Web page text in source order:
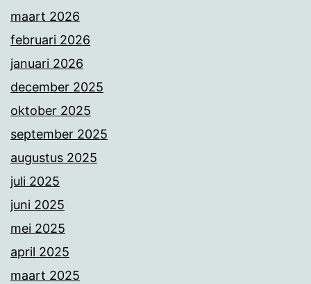
maart 2026
februari 2026
januari 2026
december 2025
oktober 2025
september 2025
augustus 2025
juli 2025
juni 2025
mei 2025
april 2025
maart 2025